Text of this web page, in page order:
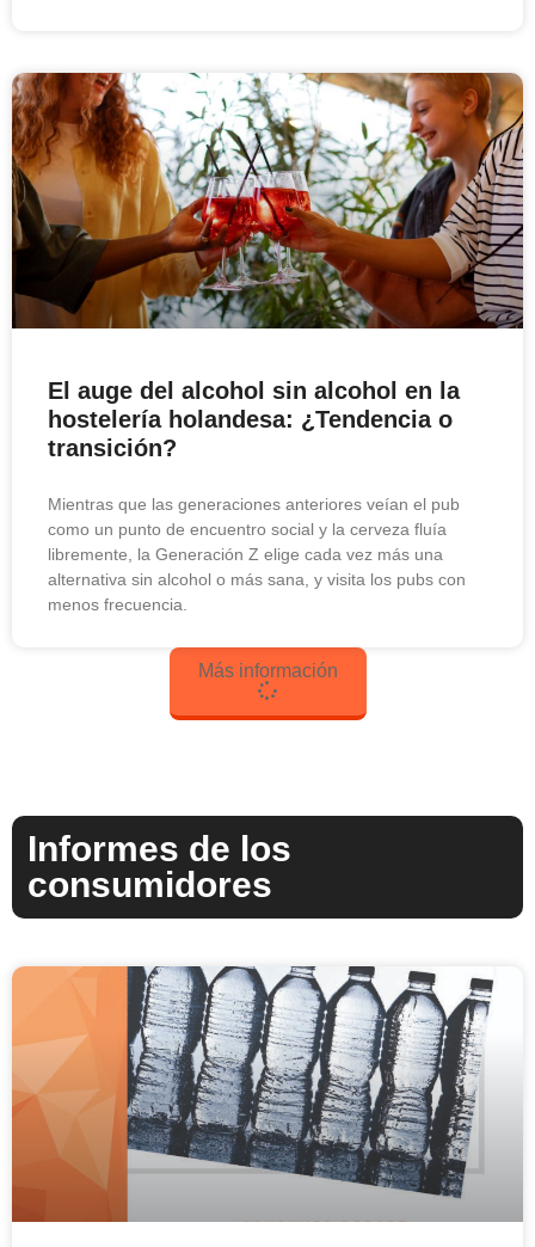
El auge del alcohol sin alcohol en la
hostelería holandesa: ¿Tendencia o
transición?
Mientras que las generaciones anteriores veían el pub
como un punto de encuentro social y la cerveza fluía
libremente, la Generación Z elige cada vez más una
alternativa sin alcohol o más sana, y visita los pubs con
menos frecuencia.
Más información
Informes de los
consumidores